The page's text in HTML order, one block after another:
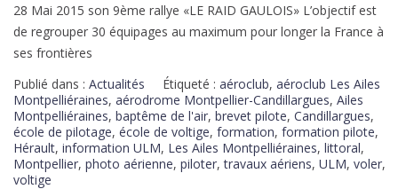
28 Mai 2015 son 9ème rallye «LE RAID GAULOIS» L’objectif est
de regrouper 30 équipages au maximum pour longer la France à
ses frontières
Publié dans : Actualités Étiqueté : aéroclub, aéroclub Les Ailes
Montpelliéraines, aérodrome Montpellier-Candillargues, Ailes
Montpelliéraines, baptême de l'air, brevet pilote, Candillargues,
école de pilotage, école de voltige, formation, formation pilote,
Hérault, information ULM, Les Ailes Montpelliéraines, littoral,
Montpellier, photo aérienne, piloter,travaux aériens, ULM, voler,
voltige